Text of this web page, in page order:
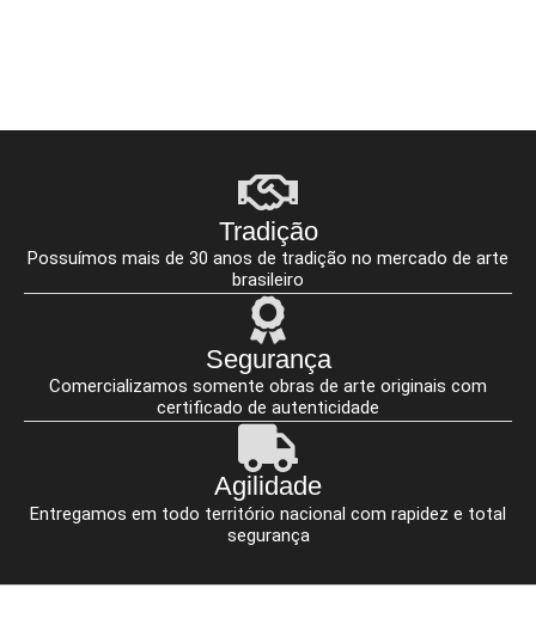
Tradição
Possuímos mais de 30 anos de tradição no mercado de arte
brasileiro
Segurança
Comercializamos somente obras de arte originais com
certificado de autenticidade
Agilidade
Entregamos em todo território nacional com rapidez e total
segurança